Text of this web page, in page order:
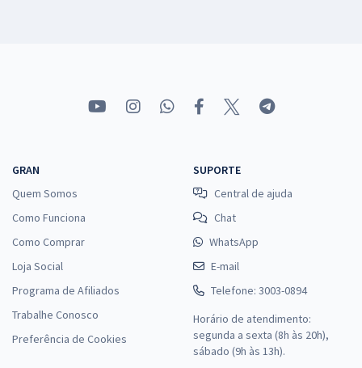
GRAN
Quem Somos
Como Funciona
Como Comprar
Loja Social
Programa de Afiliados
Trabalhe Conosco
Preferência de Cookies
SUPORTE
Central de ajuda
Chat
WhatsApp
E-mail
Telefone: 3003-0894
Horário de atendimento:
segunda a sexta (8h às 20h),
sábado (9h às 13h).